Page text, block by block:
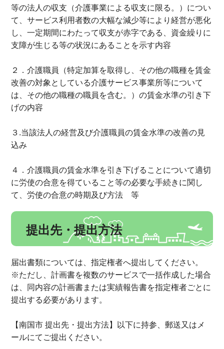
等の法人の収支（介護事業による収支に限る。）につい
て、サービス利用者数の大幅な減少等により経営が悪化
し、一定期間にわたって収支が赤字である、資金繰りに
支障が生じる等の状況にあることを示す内容
２．介護職員（特定加算を取得し、その他の職種を賃金
改善の対象としている介護サービス事業所等について
は、その他の職種の職員を含む。）の賃金水準の引き下
げの内容
３.当該法人の経営及び介護職員の賃金水準の改善の見
込み
４．介護職員の賃金水準を引き下げることについて適切
に労使の合意を得ていること等の必要な手続きに関し
て、労使の合意の時期及び方法 等
提出先・提出方法
届出書類については、指定権者へ提出してください。
※ただし、計画書を複数のサービスで一括作成した場合
は、同内容の計画書または実績報告書を指定権者ごとに
提出する必要があります。
【南国市 提出先・提出方法】以下に持参、郵送又はメ
ールにてご提出ください。